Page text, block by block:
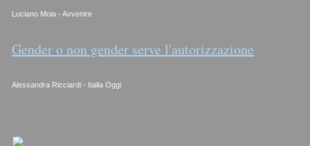
Luciano Moia - Avvenire
Gender o non gender serve l'autorizzazione
Alessandra Ricciardi - Italia Oggi